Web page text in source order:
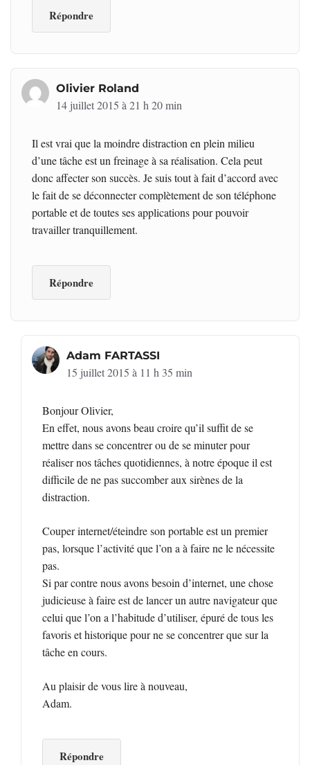
Répondre
Olivier Roland
14 juillet 2015 à 21 h 20 min
Il est vrai que la moindre distraction en plein milieu
d’une tâche est un freinage à sa réalisation. Cela peut
donc affecter son succès. Je suis tout à fait d’accord avec
le fait de se déconnecter complètement de son téléphone
portable et de toutes ses applications pour pouvoir
travailler tranquillement.
Répondre
Adam FARTASSI
15 juillet 2015 à 11 h 35 min
Bonjour Olivier,
En effet, nous avons beau croire qu’il suffit de se
mettre dans se concentrer ou de se minuter pour
réaliser nos tâches quotidiennes, à notre époque il est
difficile de ne pas succomber aux sirènes de la
distraction.
Couper internet/éteindre son portable est un premier
pas, lorsque l’activité que l’on a à faire ne le nécessite
pas.
Si par contre nous avons besoin d’internet, une chose
judicieuse à faire est de lancer un autre navigateur que
celui que l’on a l’habitude d’utiliser, épuré de tous les
favoris et historique pour ne se concentrer que sur la
tâche en cours.
Au plaisir de vous lire à nouveau,
Adam.
Répondre